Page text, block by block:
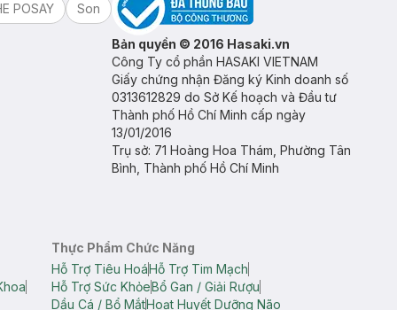
POSAY
Son
Bản quyền © 2016 Hasaki.vn
Công Ty cổ phần HASAKI VIETNAM
Giấy chứng nhận Đăng ký Kinh doanh số
0313612829 do Sở Kế hoạch và Đầu tư
Thành phố Hồ Chí Minh cấp ngày
13/01/2016
Trụ sở: 71 Hoàng Hoa Thám, Phường Tân
Bình, Thành phố Hồ Chí Minh
Thực Phẩm Chức Năng
Hỗ Trợ Tiêu HoáHỗ Trợ Tim Mạch
Hỗ Trợ Sức KhỏeBổ Gan / Giải Rượu
Dầu Cá / Bổ MắtHoạt Huyết Dưỡng Não